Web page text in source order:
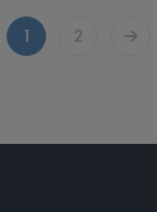
1 2